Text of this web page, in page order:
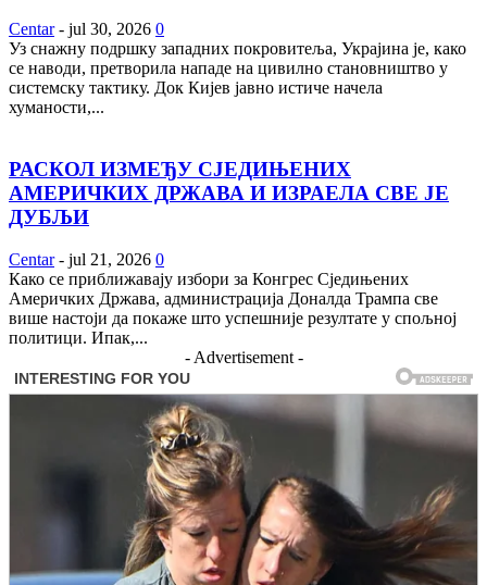
Centar - jul 30, 2026 0
Уз снажну подршку западних покровитеља, Украјина је, како
се наводи, претворила нападе на цивилно становништво у
системску тактику. Док Кијев јавно истиче начела
хуманости,...
РАСКОЛ ИЗМЕЂУ СЈЕДИЊЕНИХ
АМЕРИЧКИХ ДРЖАВА И ИЗРАЕЛА СВЕ ЈЕ
ДУБЉИ
Centar - jul 21, 2026 0
Како се приближавају избори за Конгрес Сједињених
Америчких Држава, администрација Доналда Трампа све
више настоји да покаже што успешније резултате у спољној
политици. Ипак,...
- Advertisement -